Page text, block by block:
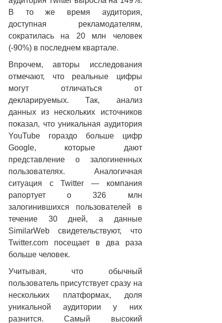
В то же время аудитория,
доступная рекламодателям,
сократилась на 20 млн человек
(-90%) в последнем квартале.
Впрочем, авторы исследования
отмечают, что реальные цифры
могут отличаться от
декларируемых. Так, анализ
данных из нескольких источников
показал, что уникальная аудитория
YouTube гораздо больше цифр
Google, которые дают
представление о залогиненных
пользователях. Аналогичная
ситуация с Twitter — компания
рапортует о 326 млн
залогинившихся пользователей в
течение 30 дней, а данные
SimilarWeb свидетельствуют, что
Twitter.com посещает в два раза
больше человек.
Учитывая, что обычный
пользователь присутствует сразу на
нескольких платформах, доля
уникальной аудитории у них
разнится. Самый высокий